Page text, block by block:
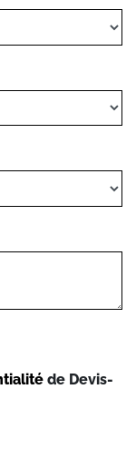
de Devis-